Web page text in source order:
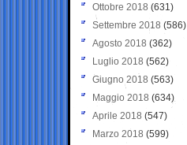
Ottobre 2018 (631)
Settembre 2018 (586)
Agosto 2018 (362)
Luglio 2018 (562)
Giugno 2018 (563)
Maggio 2018 (634)
Aprile 2018 (547)
Marzo 2018 (599)